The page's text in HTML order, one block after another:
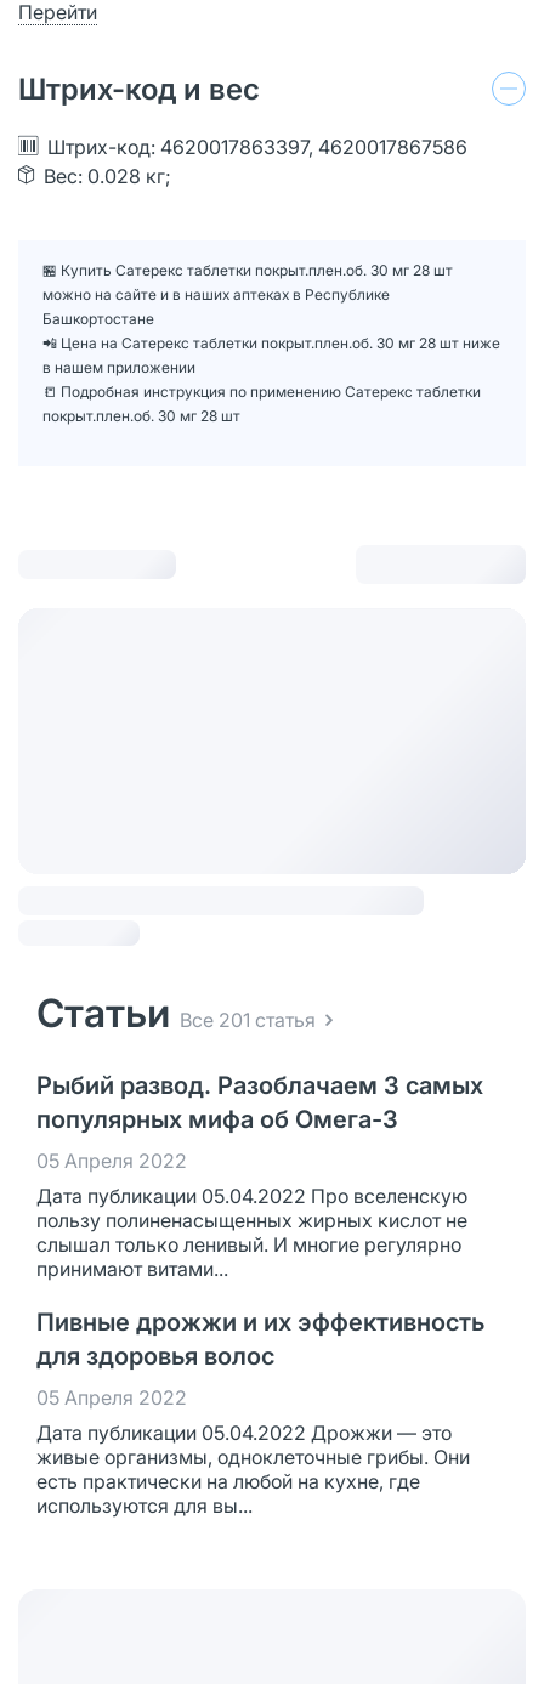
Перейти
Штрих-код и вес
Штрих-код: 4620017863397, 4620017867586
Вес: 0.028 кг;
🏪 Купить Сатерекс таблетки покрыт.плен.об. 30 мг 28 шт
можно на сайте и в наших аптеках в Республике
Башкортостане
📲 Цена на Сатерекс таблетки покрыт.плен.об. 30 мг 28 шт ниже
в нашем приложении
📒 Подробная инструкция по применению Сатерекс таблетки
покрыт.плен.об. 30 мг 28 шт
Статьи Все 201 статья
Рыбий развод. Разоблачаем 3 самых
популярных мифа об Омега-3
05 Апреля 2022
Дата публикации 05.04.2022 Про вселенскую
пользу полиненасыщенных жирных кислот не
слышал только ленивый. И многие регулярно
принимают витами...
Пивные дрожжи и их эффективность
для здоровья волос
05 Апреля 2022
Дата публикации 05.04.2022 Дрожжи — это
живые организмы, одноклеточные грибы. Они
есть практически на любой на кухне, где
используются для вы...